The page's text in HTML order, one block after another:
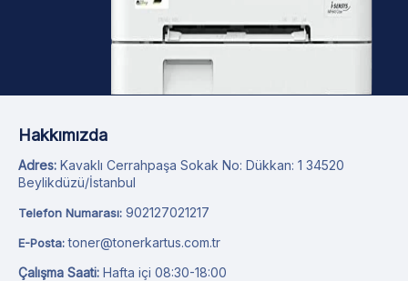
Hakkımızda
Adres: Kavaklı Cerrahpaşa Sokak No: Dükkan: 1 34520
Beylikdüzü/İstanbul
Telefon Numarası: 902127021217
E-Posta: toner@tonerkartus.com.tr
Çalışma Saati: Hafta içi 08:30-18:00